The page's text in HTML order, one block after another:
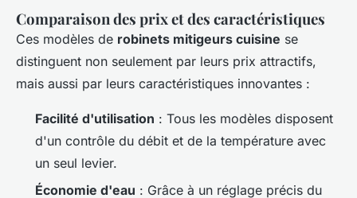
Comparaison des prix et des caractéristiques
Ces modèles de robinets mitigeurs cuisine se
distinguent non seulement par leurs prix attractifs,
mais aussi par leurs caractéristiques innovantes :
Facilité d'utilisation : Tous les modèles disposent
d'un contrôle du débit et de la température avec
un seul levier.
Économie d'eau : Grâce à un réglage précis du